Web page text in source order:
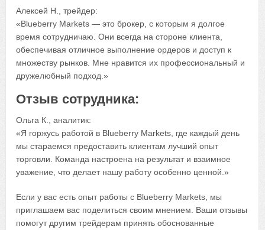
Алексей Н., трейдер:
«Blueberry Markets — это брокер, с которым я долгое
время сотрудничаю. Они всегда на стороне клиента,
обеспечивая отличное выполнение ордеров и доступ к
множеству рынков. Мне нравится их профессиональный и
дружелюбный подход.»
Отзыв сотрудника:
Ольга К., аналитик:
«Я горжусь работой в Blueberry Markets, где каждый день
мы стараемся предоставить клиентам лучший опыт
торговли. Команда настроена на результат и взаимное
уважение, что делает нашу работу особенно ценной.»
Если у вас есть опыт работы с Blueberry Markets, мы
приглашаем вас поделиться своим мнением. Ваши отзывы
помогут другим трейдерам принять обоснованные